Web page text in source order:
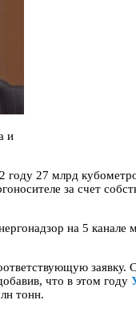
и
году 27 млрд
за счет
на 5 канале
заявку.
что в этом году
тонн.